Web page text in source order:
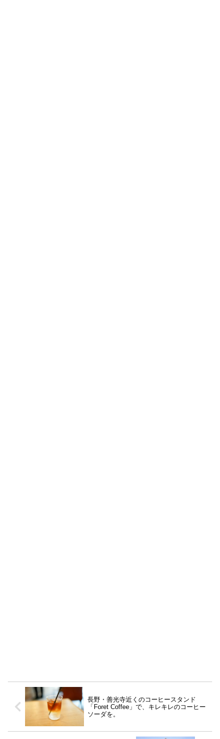
長野・善光寺近くのコーヒースタンド
「Foret Coffee」で、キレキレのコーヒー
ソーダを。